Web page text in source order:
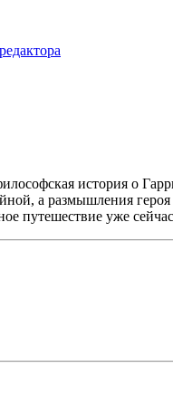
история о
а размышления героя
путешествие уже